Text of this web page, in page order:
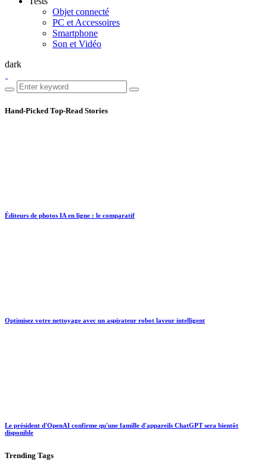
Objet connecté
PC et Accessoires
Smartphone
Son et Vidéo
dark
Hand-Picked Top-Read Stories
Éditeurs de photos IA en ligne : le comparatif
Optimisez votre nettoyage avec un aspirateur robot laveur intelligent
Le président d'OpenAI confirme qu'une famille d'appareils ChatGPT sera bientôt
disponible
Trending Tags